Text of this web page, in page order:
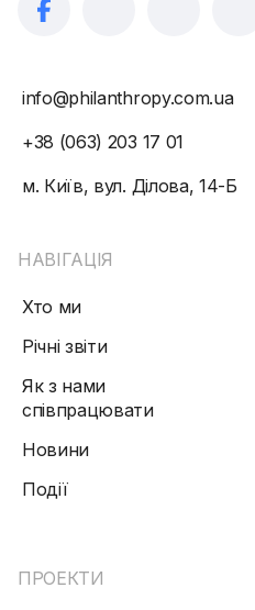
info@philanthropy.com.ua
+38 (063) 203 17 01
м. Київ, вул. Ділова, 14-Б
НАВІГАЦІЯ
Хто ми
Річні звіти
Як з нами
співпрацювати
Новини
Події
ПРОЕКТИ